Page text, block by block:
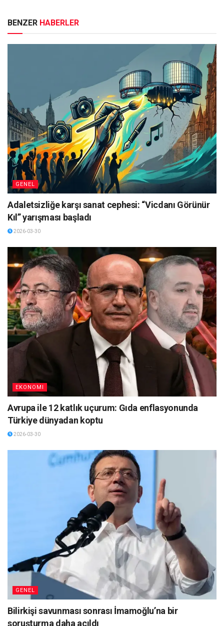
BENZER HABERLER
GENEL
Adaletsizliğe karşı sanat cephesi: “Vicdanı Görünür
Kıl” yarışması başladı
2026-03-30
EKONOMI
Avrupa ile 12 katlık uçurum: Gıda enflasyonunda
Türkiye dünyadan koptu
2026-03-30
GENEL
Bilirkişi savunması sonrası İmamoğlu’na bir
soruşturma daha açıldı